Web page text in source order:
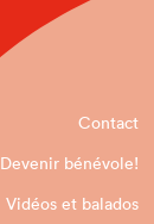
Contact
Devenir bénévole!
Vidéos et balados